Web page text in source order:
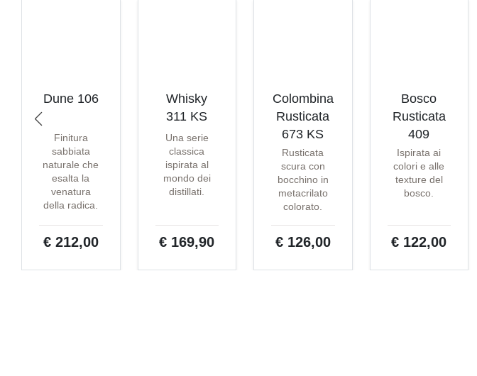
Dune 106
Finitura
sabbiata
naturale che
esalta la
venatura
della radica.
€ 212,00
Whisky
311 KS
Una serie
classica
ispirata al
mondo dei
distillati.
€ 169,90
Colombina
Rusticata
673 KS
Rusticata
scura con
bocchino in
metacrilato
colorato.
€ 126,00
Bosco
Rusticata
409
Ispirata ai
colori e alle
texture del
bosco.
€ 122,00